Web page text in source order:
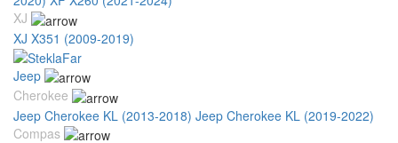
XJ
XJ X351 (2009-2019)
Jeep
Cherokee
Jeep Cherokee KL (2013-2018) Jeep Cherokee KL (2019-2022)
Compas